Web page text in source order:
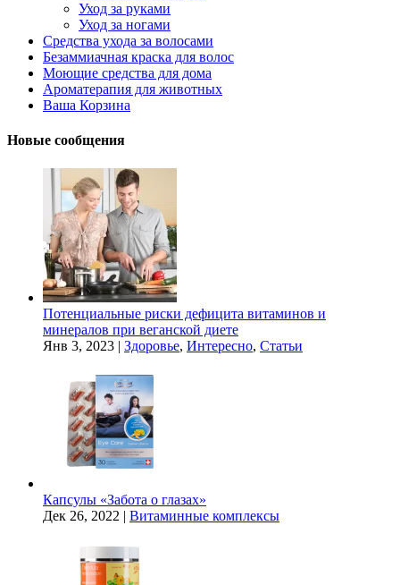
Уход за руками
Уход за ногами
Средства ухода за волосами
Безаммиачная краска для волос
Моющие средства для дома
Ароматерапия для животных
Ваша Корзина
Новые сообщения
Потенциальные риски дефицита витаминов и
минералов при веганской диете
Янв 3, 2023 | Здоровье, Интересно, Статьи
Капсулы «Забота о глазах»
Дек 26, 2022 | Витаминные комплексы